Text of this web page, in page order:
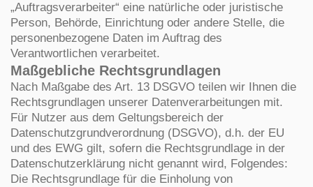
„Auftragsverarbeiter“ eine natürliche oder juristische
Person, Behörde, Einrichtung oder andere Stelle, die
personenbezogene Daten im Auftrag des
Verantwortlichen verarbeitet.
Maßgebliche Rechtsgrundlagen
Nach Maßgabe des Art. 13 DSGVO teilen wir Ihnen die
Rechtsgrundlagen unserer Datenverarbeitungen mit.
Für Nutzer aus dem Geltungsbereich der
Datenschutzgrundverordnung (DSGVO), d.h. der EU
und des EWG gilt, sofern die Rechtsgrundlage in der
Datenschutzerklärung nicht genannt wird, Folgendes:
Die Rechtsgrundlage für die Einholung von